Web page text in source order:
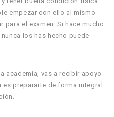
empezar con ello al mismo
para el examen. Si hace mucho
los has hecho puede
academia, vas a recibir apoyo
es prepararte de forma integral